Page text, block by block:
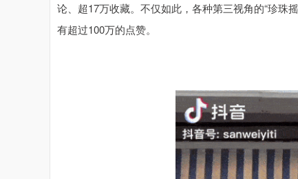
论、超17万收藏。不仅如此，各种第三视角的“珍珠
有超过100万的点赞。